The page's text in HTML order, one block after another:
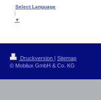
Select Language
▼
Druckversion | Sitemap
© Mobilux GmbH & Co. KG